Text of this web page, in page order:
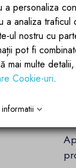
a personaliza
a analiza
ul nostru cu
pot fi
mai multe
Cookie-uri.